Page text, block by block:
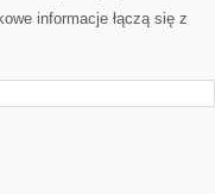
informacje łączą się z